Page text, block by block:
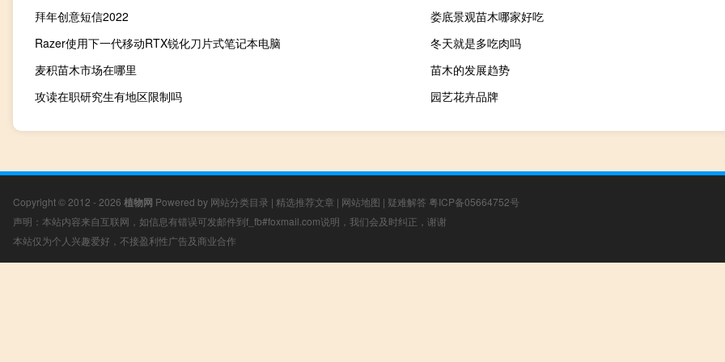
拜年创意短信2022
娄底景观苗木哪家好吃
Razer使用下一代移动RTX锐化刀片式笔记本电脑
冬天就是多吃肉吗
麦积苗木市场在哪里
苗木的发展趋势
攻读在职研究生有地区限制吗
园艺花卉品牌
Copyright © 2012 - 2026 植物网 Powered by 网站分类目录 | 精选推荐文章 | 网站地图 | 疑难解答 粤ICP备05664752号
声明：本站内容来自互联网，如信息有错误可发邮件到f_fb#foxmail.com说明，我们会及时纠正，谢谢
本站仅为个人兴趣爱好，不接盈利性广告及商业合作